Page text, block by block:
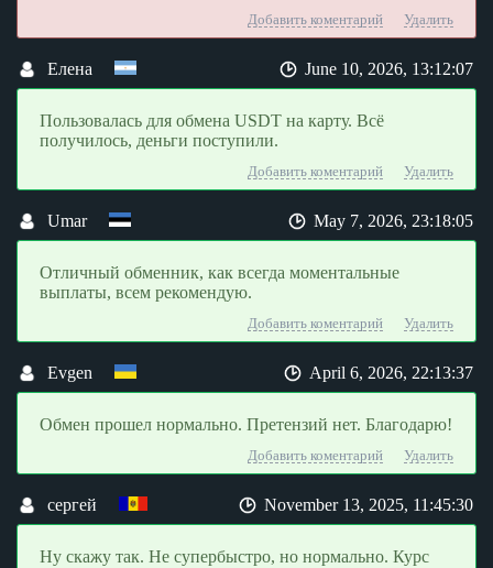
Добавить коментарий Удалить
Елена June 10, 2026, 13:12:07
Пользовалась для обмена USDT на карту. Всё
получилось, деньги поступили.
Добавить коментарий Удалить
Umar May 7, 2026, 23:18:05
Отличный обменник, как всегда моментальные
выплаты, всем рекомендую.
Добавить коментарий Удалить
Evgen April 6, 2026, 22:13:37
Обмен прошел нормально. Претензий нет. Благодарю!
Добавить коментарий Удалить
сергей November 13, 2025, 11:45:30
Ну скажу так. Не супербыстро, но нормально. Курс